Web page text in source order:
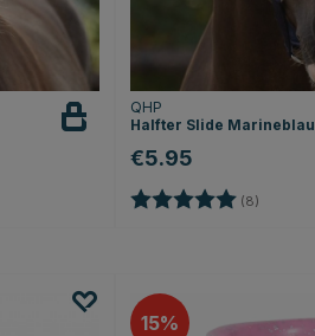
QHP
Halfter Slide Marineblau
€5.95
Bewertung: (8)
15